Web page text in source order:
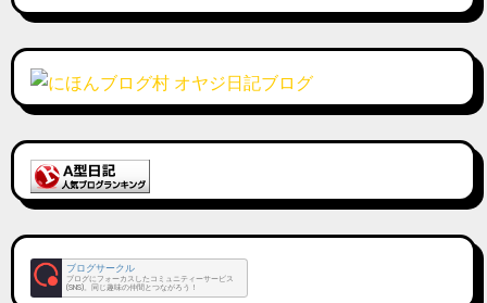
ブログサークル
ブログにフォーカスしたコミュニティーサービス
(SNS)。同じ趣味の仲間とつながろう！